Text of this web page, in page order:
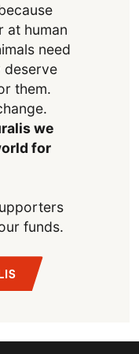
at human
need
deserve
them.
we
for
funds.